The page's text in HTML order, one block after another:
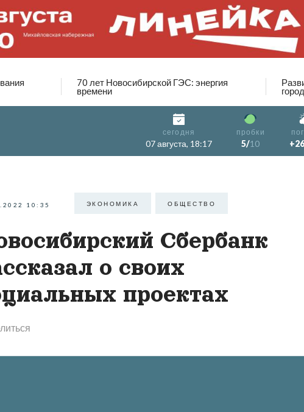
70 лет Новосибирской ГЭС: энергия
времени
сегодня
07 августа, 18:17
пробки
5/10
10:35 ЭКОНОМИКА ОБЩЕСТВО
Сбербанк
о своих
проектах